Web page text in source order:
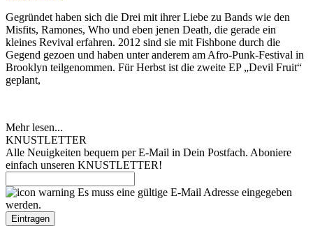
Gegründet haben sich die Drei mit ihrer Liebe zu Bands wie den
Misfits, Ramones, Who und eben jenen Death, die gerade ein
kleines Revival erfahren. 2012 sind sie mit Fishbone durch die
Gegend gezoen und haben unter anderem am Afro-Punk-Festival in
Brooklyn teilgenommen. Für Herbst ist die zweite EP „Devil Fruit“
geplant,
Mehr lesen...
KNUSTLETTER
Alle Neuigkeiten bequem per E-Mail in Dein Postfach. Aboniere
einfach unseren KNUSTLETTER!
Es muss eine gültige E-Mail Adresse eingegeben
werden.